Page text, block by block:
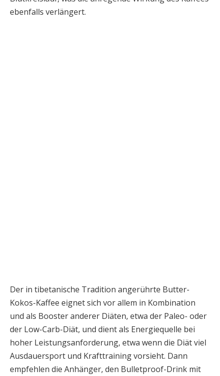
ebenfalls verlängert.
Der in tibetanische Tradition angerührte Butter-
Kokos-Kaffee eignet sich vor allem in Kombination
und als Booster anderer Diäten, etwa der Paleo- oder
der Low-Carb-Diät, und dient als Energiequelle bei
hoher Leistungsanforderung, etwa wenn die Diät viel
Ausdauersport und Krafttraining vorsieht. Dann
empfehlen die Anhänger, den Bulletproof-Drink mit